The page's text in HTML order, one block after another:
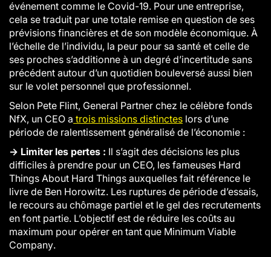
événement comme le Covid-19. Pour une entreprise,
cela se traduit par une totale remise en question de ses
prévisions financières et de son modèle économique. À
l’échelle de l’individu, la peur pour sa santé et celle de
ses proches s’additionne à un degré d’incertitude sans
précédent autour d’un quotidien bouleversé aussi bien
sur le volet personnel que professionnel.
Selon Pete Flint, General Partner chez le célèbre fonds
NfX, un CEO a trois missions distinctes lors d’une
période de ralentissement généralisé de l’économie :
→ Limiter les pertes : Il s’agit des décisions les plus
difficiles à prendre pour un CEO, les fameuses Hard
Things About Hard Things auxquelles fait référence le
livre de Ben Horowitz. Les ruptures de période d’essais,
le recours au chômage partiel et le gel des recrutements
en font partie. L’objectif est de réduire les coûts au
maximum pour opérer en tant que Minimum Viable
Company.